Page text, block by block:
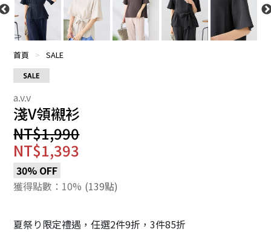
首頁 > SALE
淺V領襯衫
NT$1,990
NT$1,393
30% OFF
獲得點數：10% (139點)
夏祭り限定禮遇，任選2件9折，3件85折